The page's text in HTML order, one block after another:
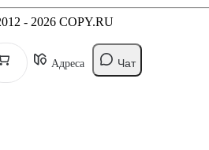
- 2026 COPY.RU
Адреса Чат